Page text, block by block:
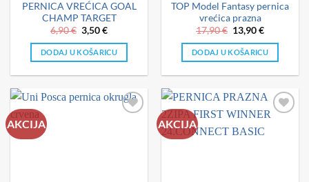
PERNICA VREĆICA GOAL
CHAMP TARGET
6,90€ Izvorna
cijena
bila
je:
6,90 €.
3,50€Trenutna
je:
3,50 €.
DODAJ U KOŠARICU
TOP Model Fantasy pernica
vrećica prazna
17,90€ Izvorna
cijena
bila
je:
17,90 €.
13,90€Trenutna
je:
13,90 €.
DODAJ U KOŠARICU
AKCIJA AKCIJA